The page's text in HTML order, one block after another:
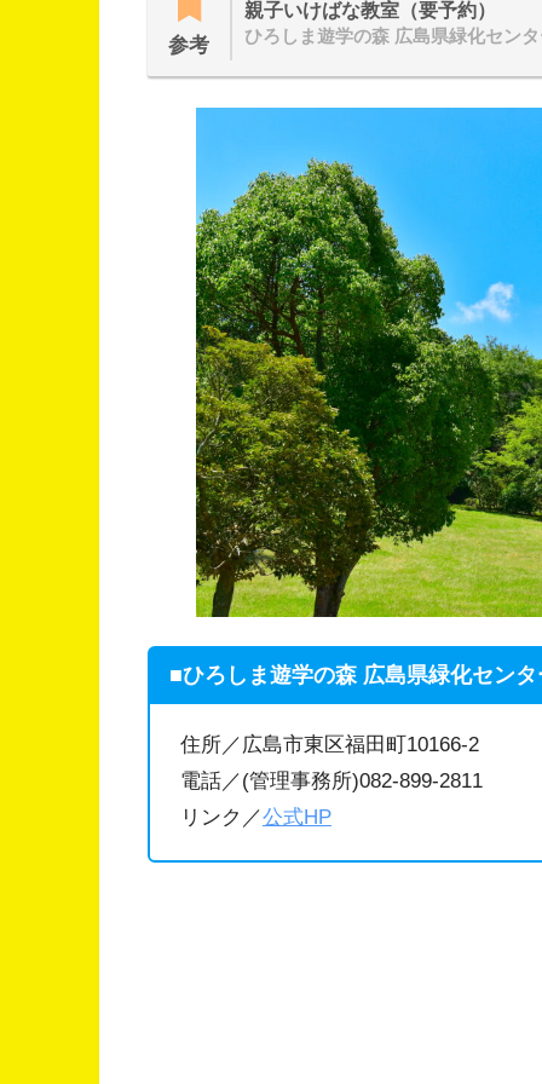
参考
親子いけばな教室（要予約）
ひろしま遊学の森 広島県緑化セン
■ひろしま遊学の森 広島県緑化センタ
住所／広島市東区福田町10166-2
電話／(管理事務所)082-899-2811
リンク／公式HP